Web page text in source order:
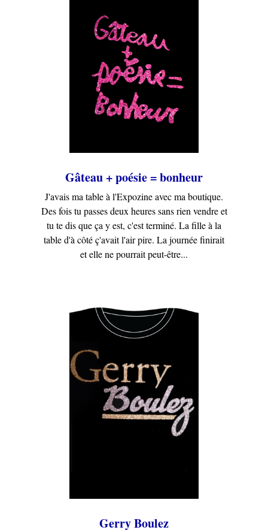
Gâteau + poésie = bonheur
J'avais ma table à l'Expozine avec ma boutique.
Des fois tu passes deux heures sans rien vendre et
tu te dis que ça y est, c'est terminé. La fille à la
table d'à côté ç'avait l'air pire. La journée finirait
et elle ne pourrait peut-être...
Gerry Boulez